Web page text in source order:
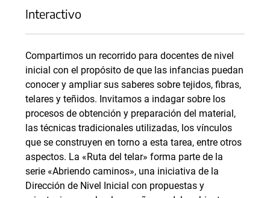
Interactivo
Compartimos un recorrido para docentes de nivel
inicial con el propósito de que las infancias puedan
conocer y ampliar sus saberes sobre tejidos, fibras,
telares y teñidos. Invitamos a indagar sobre los
procesos de obtención y preparación del material,
las técnicas tradicionales utilizadas, los vínculos
que se construyen en torno a esta tarea, entre otros
aspectos. La «Ruta del telar» forma parte de la
serie «Abriendo caminos», una iniciativa de la
Dirección de Nivel Inicial con propuestas y